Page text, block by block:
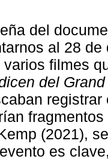
del
al 28
filmes
del
(2021),
es